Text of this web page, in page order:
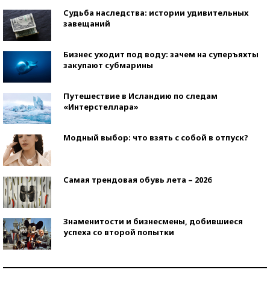
Судьба наследства: истории удивительных
завещаний
Бизнес уходит под воду: зачем на суперъяхты
закупают субмарины
Путешествие в Исландию по следам
«Интерстеллара»
Модный выбор: что взять с собой в отпуск?
Самая трендовая обувь лета – 2026
Знаменитости и бизнесмены, добившиеся
успеха со второй попытки